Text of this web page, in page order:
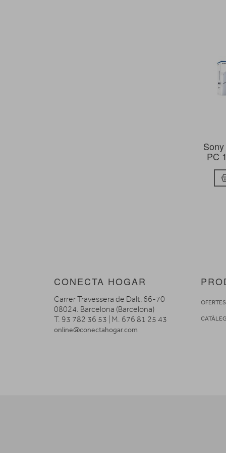
PC
CONECTA HOGAR
Carrer Travessera de Dalt, 66-70
08024. Barcelona (Barcelona)
T. 93 782 36 53 | M. 676 81 25 43
online@conectahogar.com
OFERTES